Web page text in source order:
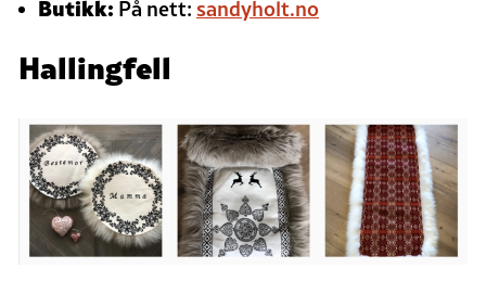
Butikk: På nett:sandyholt.no
Hallingfell